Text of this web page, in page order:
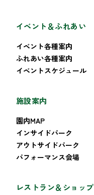
イベント＆ふれあい
イベント各種案内
ふれあい各種案内
イベントスケジュール
施設案内
園内MAP
インサイドパーク
アウトサイドパーク
パフォーマンス会場
レストラン＆ショップ